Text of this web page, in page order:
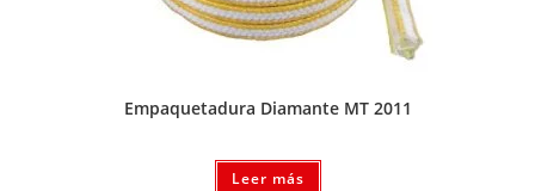
Empaquetadura Diamante MT 2011
Leer más